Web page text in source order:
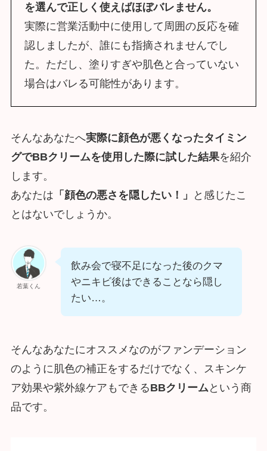
を選んで正しく使えばほぼバレません。
実際に営業活動中に使用して周囲の反応を確
認しましたが、誰にも指摘されませんでし
た。ただし、塗りすぎや肌色と合っていない
場合はバレる可能性があります。
そんなあなたへ実際に顔色が悪くなったタイミン
グでBBクリームを使用した際に試した結果を紹介
します。
あなたは 「顔色の悪さを隠したい！」
と感じたこ
とはないでしょうか。
若葉くん
飲み会で寝不足になった後のクマ
やニキビ後はできることなら隠し
たい…。
そんなあなたにオススメなのがファンデーション
のように肌色の補正をするだけでなく、スキンケ
ア効果や紫外線ケアもできるBBクリーム という商
品です。